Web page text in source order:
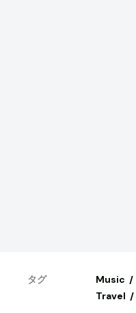
タグ Music
Travel